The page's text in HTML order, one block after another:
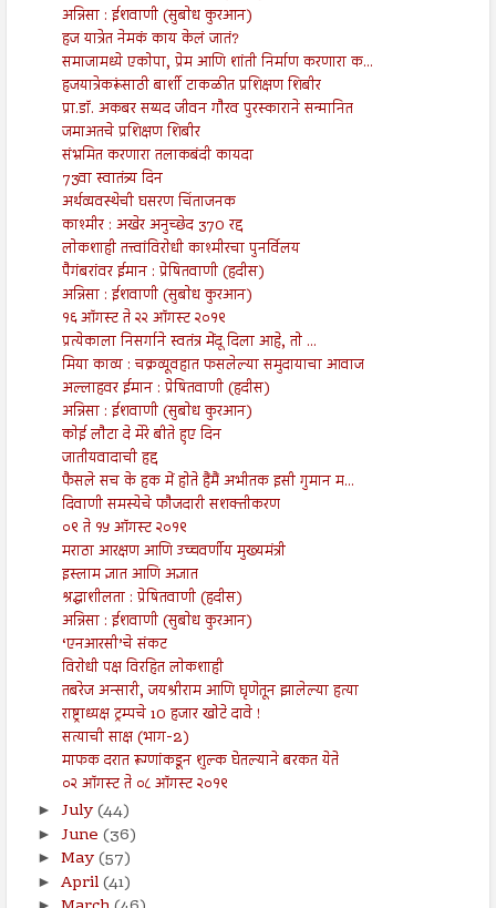
अन्निसा : ईशवाणी (सुबोध कुरआन)
हज यात्रेत नेमकं काय केलं जातं?
समाजामध्ये एकोपा, प्रेम आणि शांती निर्माण करणारा क...
हजयात्रेकरूंसाठी बार्शी टाकळीत प्रशिक्षण शिबीर
प्रा.डॉ. अकबर सय्यद जीवन गौरव पुरस्काराने सन्मानित
जमाअतचे प्रशिक्षण शिबीर
संभ्रमित करणारा तलाकबंदी कायदा
73वा स्वातंत्र्य दिन
अर्थव्यवस्थेची घसरण चिंताजनक
काश्मीर : अखेर अनुच्छेद 370 रद्द
लोकशाही तत्त्वांविरोधी काश्मीरचा पुनर्विलय
पैगंबरांवर ईमान : प्रेषितवाणी (हदीस)
अन्निसा : ईशवाणी (सुबोध कुरआन)
१६ ऑगस्ट ते २२ ऑगस्ट २०१९
प्रत्येकाला निसर्गाने स्वतंत्र मेंदू दिला आहे, तो ...
मिया काव्य : चक्रव्यूवहात फसलेल्या समुदायाचा आवाज
अल्लाहवर ईमान : प्रेषितवाणी (हदीस)
अन्निसा : ईशवाणी (सुबोध कुरआन)
कोई लौटा दे मेरे बीते हुए दिन
जातीयवादाची हद्द
फैसले सच के हक में होते हैंमैं अभीतक इसी गुमान म...
दिवाणी समस्येचे फौजदारी सशक्तीकरण
०९ ते १५ ऑगस्ट २०१९
मराठा आरक्षण आणि उच्चवर्णीय मुख्यमंत्री
इस्लाम ज्ञात आणि अज्ञात
श्रद्धाशीलता : प्रेषितवाणी (हदीस)
अन्निसा : ईशवाणी (सुबोध कुरआन)
‘एनआरसी’चे संकट
विरोधी पक्ष विरहित लोकशाही
तबरेज अन्सारी, जयश्रीराम आणि घृणेतून झालेल्या हत्या
राष्ट्राध्यक्ष ट्रम्पचे 10 हजार खोटे दावे !
सत्याची साक्ष (भाग-2)
माफक दरात रूग्णांकडून शुल्क घेतल्याने बरकत येते
०२ ऑगस्ट ते ०८ ऑगस्ट २०१९
► July(44)
► June (36)
► May(57)
► April(41)